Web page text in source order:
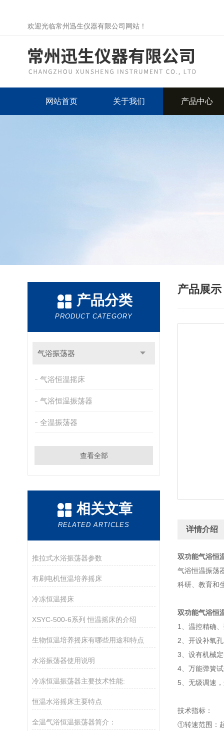
欢迎光临常州迅生仪器有限公司网站！
网站首页 关于我们 产品中心
产品分类
PRODUCT CATEGORY
气浴振荡器
气浴恒温摇床
气浴恒温振荡器
全温振荡器
查看全部
相关文章
RELATED ARTICLES
推拉式水浴振荡器参数
有刷电机恒温培养摇床
冷冻恒温摇床
XSYC-500-6系列 恒温摇床的介绍
生物恒温培养摇床有哪些用途和特点
水浴振荡器使用说明
冷冻恒温振荡器主要技术性能:
恒温水浴摇床主要特点
全温气浴恒温振荡器简介：
产品展示
详情介绍
双功能气浴恒
气浴恒温振荡
科研、教育和
双功能气浴恒
1、温控精确
2、开设补氧
3、设有机械
4、万能弹簧
5、无级调速
技术指标：
①转速范围：